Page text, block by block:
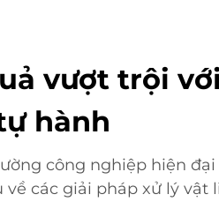
vượt trội
hành
công nghiệp hiện
về các giải pháp xử lý vật